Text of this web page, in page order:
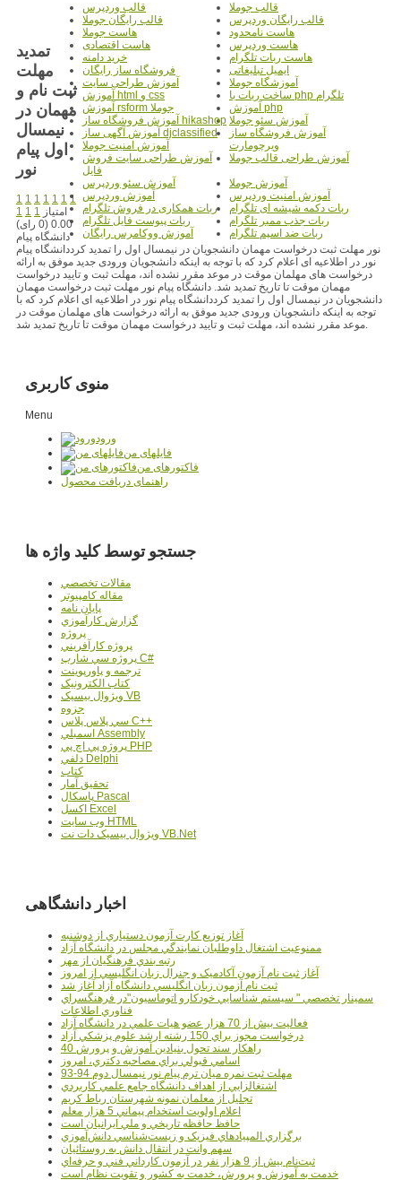
قالب جوملا
قالب وردپرس
قالب رایگان وردپرس
قالب رایگان جوملا
هاست نامحدود
هاست جوملا
هاست وردپرس
هاست اقتصادی
هاست ربات تلگرام
خرید دامنه
ایمیل تبلیغاتی
فروشگاه ساز رایگان
آموزشگاه جوملا
آموزش طراحی سایت
ساخت ربات با php تلگرام
آموزش html و css
آموزش php
آموزش rsform جوملا
آموزش سئو جوملا آموزش فروشگاه ساز hikashop
آموزش فروشگاه ساز
ویرچومارت
آموزش آگهی ساز djclassified
آموزش امنیت جوملا
آموزش طراحی قالب جوملا
آموزش طراحی سایت فروش
فایل
آموزش جوملا
آموزش سئو وردپرس
آموزش امنیت وردپرس
آموزش وردپرس
ربات دکمه شیشه ای تلگرام
ربات همکاری در فروش تلگرام
ربات جذب ممبر تلگرام
ربات پیوست فایل تلگرام
ربات ضد اسپم تلگرام
آموزش ووکامرس رایگان
تمدید
مهلت
ثبت نام و
مهمان در
نیمسال
اول پیام
نور
1 1 1 1 1 1 1
1 1 1 امتیاز
0.00 (0 رای)
دانشگاه پیام
نور مهلت ثبت درخواست مهمان دانشجویان در نیمسال اول را تمدید کرددانشگاه پیام
نور در اطلاعیه ای اعلام کرد که با توجه به اینکه دانشجویان ورودی جدید موفق به ارائه
درخواست های مهلمان موقت در موعد مقرر نشده اند، مهلت ثبت و تایید درخواست
مهمان موقت تا تاریخ تمدید شد. دانشگاه پیام نور مهلت ثبت درخواست مهمان
دانشجویان در نیمسال اول را تمدید کرددانشگاه پیام نور در اطلاعیه ای اعلام کرد که با
توجه به اینکه دانشجویان ورودی جدید موفق به ارائه درخواست های مهلمان موقت در
موعد مقرر نشده اند، مهلت ثبت و تایید درخواست مهمان موقت تا تاریخ تمدید شد.
منوی کاربری
Menu
ورود
فایلهای من
فاکتورهای من
راهنمای دریافت محصول
جستجو توسط کلید واژه ها
مقالات تخصصي
مقاله کامپیوتر
پایان نامه
گزارش کارآموزي
پروژه
پروژه کارآفريني
پروژه سي شارپ C#
ترجمه و پاورپوينت
کتاب الکترونيک
ويژوال بيسيک VB
جزوه
سي پلاس پلاس C++
اسمبلي Assembly
پروژه پي اچ پي PHP
دلفي Delphi
کتاب
تحقيق آمار
پاسکال Pascal
اکسل Excel
وب سايت HTML
ويژوال بيسيک دات نت VB.Net
اخبار دانشگاهی
آغاز توزيع کارت آزمون دستياري از دوشنبه
ممنوعيت اشتغال داوطلبان نمايندگي مجلس در دانشگاه آزاد
رتبه بندي فرهنگيان از مهر
آغاز ثبت نام آزمون آکادميک و جنرال زبان انگليسي از امروز
ثبت نام آزمون زبان انگليسي دانشگاه آزاد آغاز شد
سمينار تخصصي " سيستم شناسايي خودکارو اتوماسيون"در فرهنگسراي
فناوري اطلاعات
فعاليت بيش از 70 هزار عضو هيات علمي در دانشگاه آزاد
درخواست مجوز براي 150 رشته ارشد علوم پزشکي آزاد
40 راهکار سند تحول بنيادين آموزش و پرورش
اسامي قبولي براي مصاحبه دکتري، امروز
مهلت ثبت نمره میان ترم پیام نور نیمسال دوم 94-93
اشتغالزايي از اهداف دانشگاه جامع علمي کاربردي
تجليل از معلمان نمونه شهرستان رباط کريم
اعلام اولويت استخدام پيماني 5 هزار معلم
حافظ حافظه تاريخي و ملي ايرانيان است
برگزاري المپيادهاي فيزيک و زيست‌شناسي دانش‌آموزي
سهم وانت در انتقال دانش به روستائيان
ثبت‌نام بيش از 9 هزار نفر در آزمون کارداني فني و حرفه‌اي
خدمت به آموزش و پرورش، خدمت به کشور و تقويت نظام است